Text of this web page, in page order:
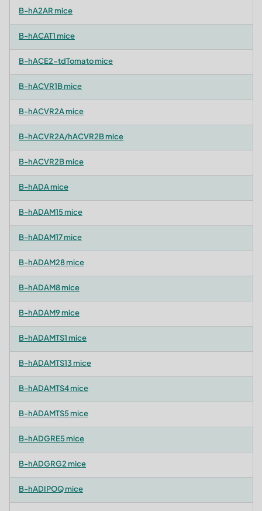
B-hA2AR mice
B-hACAT1 mice
B-hACE2-tdTomato mice
B-hACVR1B mice
B-hACVR2A mice
B-hACVR2A/hACVR2B mice
B-hACVR2B mice
B-hADA mice
B-hADAM15 mice
B-hADAM17 mice
B-hADAM28 mice
B-hADAM8 mice
B-hADAM9 mice
B-hADAMTS1 mice
B-hADAMTS13 mice
B-hADAMTS4 mice
B-hADAMTS5 mice
B-hADGRE5 mice
B-hADGRG2 mice
B-hADIPOQ mice